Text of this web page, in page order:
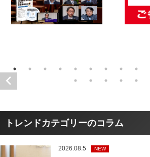
トレンドカテゴリーのコラム
2026.08.5 NEW